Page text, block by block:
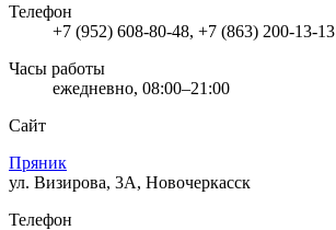
Телефон
+7 (952) 608-80-48, +7 (863) 200-13-13
Часы работы
ежедневно, 08:00–21:00
Сайт
Пряник
ул. Визирова, 3А, Новочеркасск
Телефон